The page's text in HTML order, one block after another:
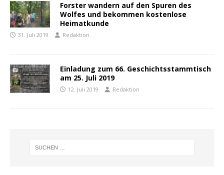
Forster wandern auf den Spuren des
Wolfes und bekommen kostenlose
Heimatkunde
31. Juli 2019 Redaktion
Einladung zum 66. Geschichtsstammtisch
am 25. Juli 2019
12. Juli 2019 Redaktion